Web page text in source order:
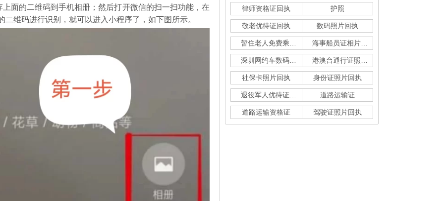
面的二维码到手机相册；然后打开微信的扫一扫功能，在
二维码进行识别，就可以进入小程序了，如下图所示。
律师资格证回执 护照
敬老优待证回执 数码照片回执
海事船员证相片采集
社保卡照片回执 身份证照片回执
道路运输证
道路运输资格证 驾驶证照片回执